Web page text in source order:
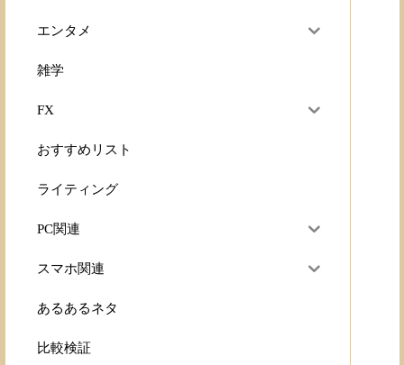
エンタメ
雑学
FX
おすすめリスト
ライティング
PC関連
スマホ関連
あるあるネタ
比較検証